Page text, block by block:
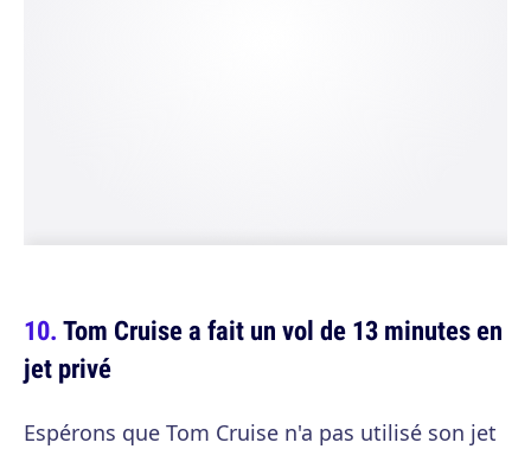
Tom Cruise a fait un vol de 13 minutes en
jet privé
Espérons que Tom Cruise n'a pas utilisé son jet